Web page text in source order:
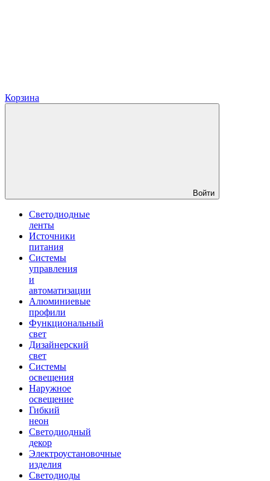
Корзина
Войти
Светодиодные
ленты
Источники
питания
Системы
управления
и
автоматизации
Алюминиевые
профили
Функциональный
свет
Дизайнерский
свет
Системы
освещения
Наружное
освещение
Гибкий
неон
Светодиодный
декор
Электроустановочные
изделия
Светодиоды